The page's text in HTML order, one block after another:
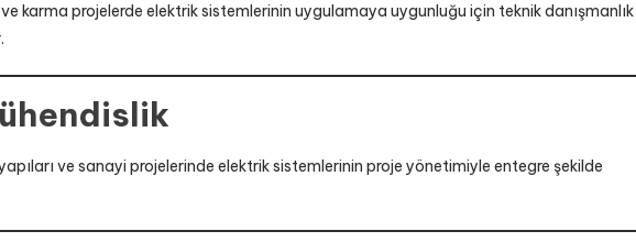
karma projelerde elektrik sistemlerinin uygulamaya uygunluğu için teknik danışmanlık
ve sanayi projelerinde elektrik sistemlerinin proje yönetimiyle entegre şekilde